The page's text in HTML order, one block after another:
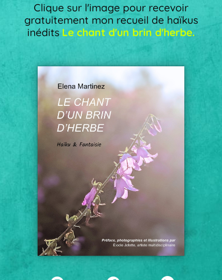
Clique sur l'image pour recevoir
gratuitement mon recueil de haïkus
inédits Le chant d'un brin d'herbe.